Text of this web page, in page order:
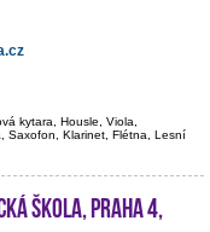
kytara, Housle, Viola,
Saxofon, Klarinet, Flétna, Lesní
škola, Praha 4,